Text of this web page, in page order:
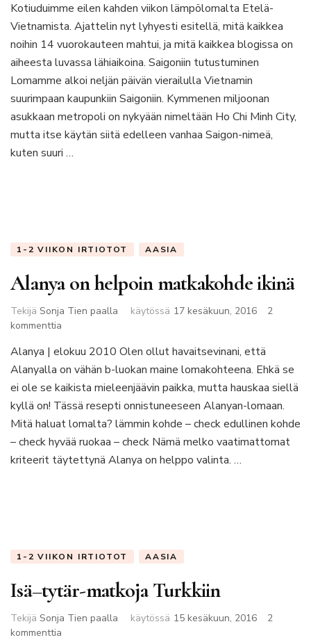
viikkoa
Vietnamissa
pähkinänkuoressa
Kotiuduimme eilen kahden viikon lämpölomalta Etelä-
Vietnamista. Ajattelin nyt lyhyesti esitellä, mitä kaikkea
noihin 14 vuorokauteen mahtui, ja mitä kaikkea blogissa on
aiheesta luvassa lähiaikoina. Saigoniin tutustuminen
Lomamme alkoi neljän päivän vierailulla Vietnamin
suurimpaan kaupunkiin Saigoniin. Kymmenen miljoonan
asukkaan metropoli on nykyään nimeltään Ho Chi Minh City,
mutta itse käytän siitä edelleen vanhaa Saigon-nimeä,
kuten suuri …
1-2 VIIKON IRTIOTOT AASIA
Alanya on helpoin matkakohde ikinä
Tekijä Sonja Tien paalla käytössä 17 kesäkuun, 2016
2
kommenttia
on
helpoin
matkakohde
Alanya | elokuu 2010 Olen ollut havaitsevinani, että
Alanyalla on vähän b-luokan maine lomakohteena. Ehkä se
ei ole se kaikista mieleenjäävin paikka, mutta hauskaa siellä
kyllä on! Tässä resepti onnistuneeseen Alanyan-lomaan.
Mitä haluat lomalta? lämmin kohde – check edullinen kohde
– check hyvää ruokaa – check Nämä melko vaatimattomat
kriteerit täytettynä Alanya on helppo valinta. …
1-2 VIIKON IRTIOTOT AASIA
Isä–tytär-matkoja Turkkiin
Tekijä Sonja Tien paalla käytössä 15 kesäkuun, 2016
2
kommenttia